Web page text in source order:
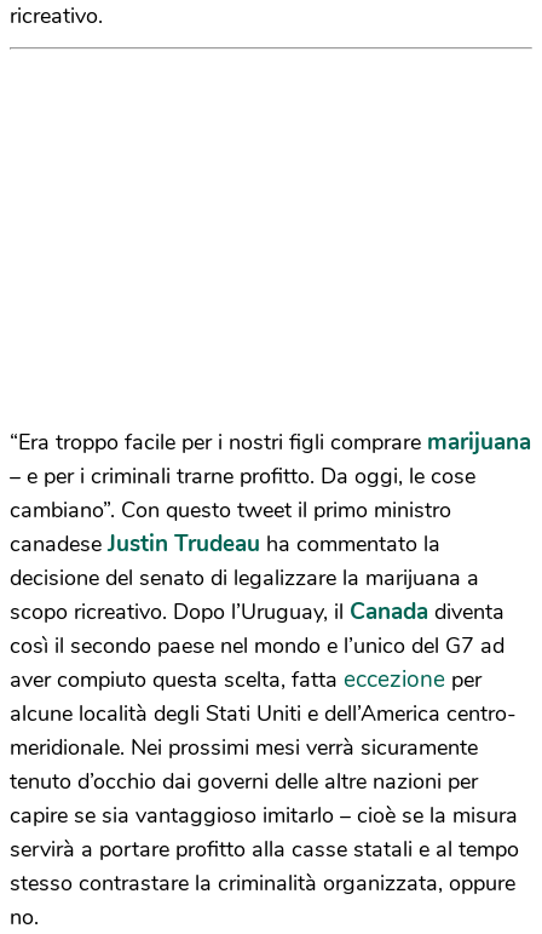
ricreativo.
“Era troppo facile per i nostri figli comprare marijuana
– e per i criminali trarne profitto. Da oggi, le cose
cambiano”. Con questo tweet il primo ministro
canadeseJustin Trudeau ha commentato la
decisione del senato di legalizzare la marijuana a
scopo ricreativo. Dopo l’Uruguay, il Canada diventa
così il secondo paese nel mondo e l’unico del G7 ad
aver compiuto questa scelta, fatta eccezione per
alcune località degli Stati Uniti e dell’America centro-
meridionale. Nei prossimi mesi verrà sicuramente
tenuto d’occhio dai governi delle altre nazioni per
capire se sia vantaggioso imitarlo – cioè se la misura
servirà a portare profitto alla casse statali e al tempo
stesso contrastare la criminalità organizzata, oppure
no.